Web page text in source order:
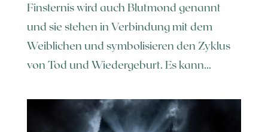
Finsternis wird auch Blutmond genannt
und sie stehen in Verbindung mit dem
Weiblichen und symbolisieren den Zyklus
von Tod und Wiedergeburt. Es kann...